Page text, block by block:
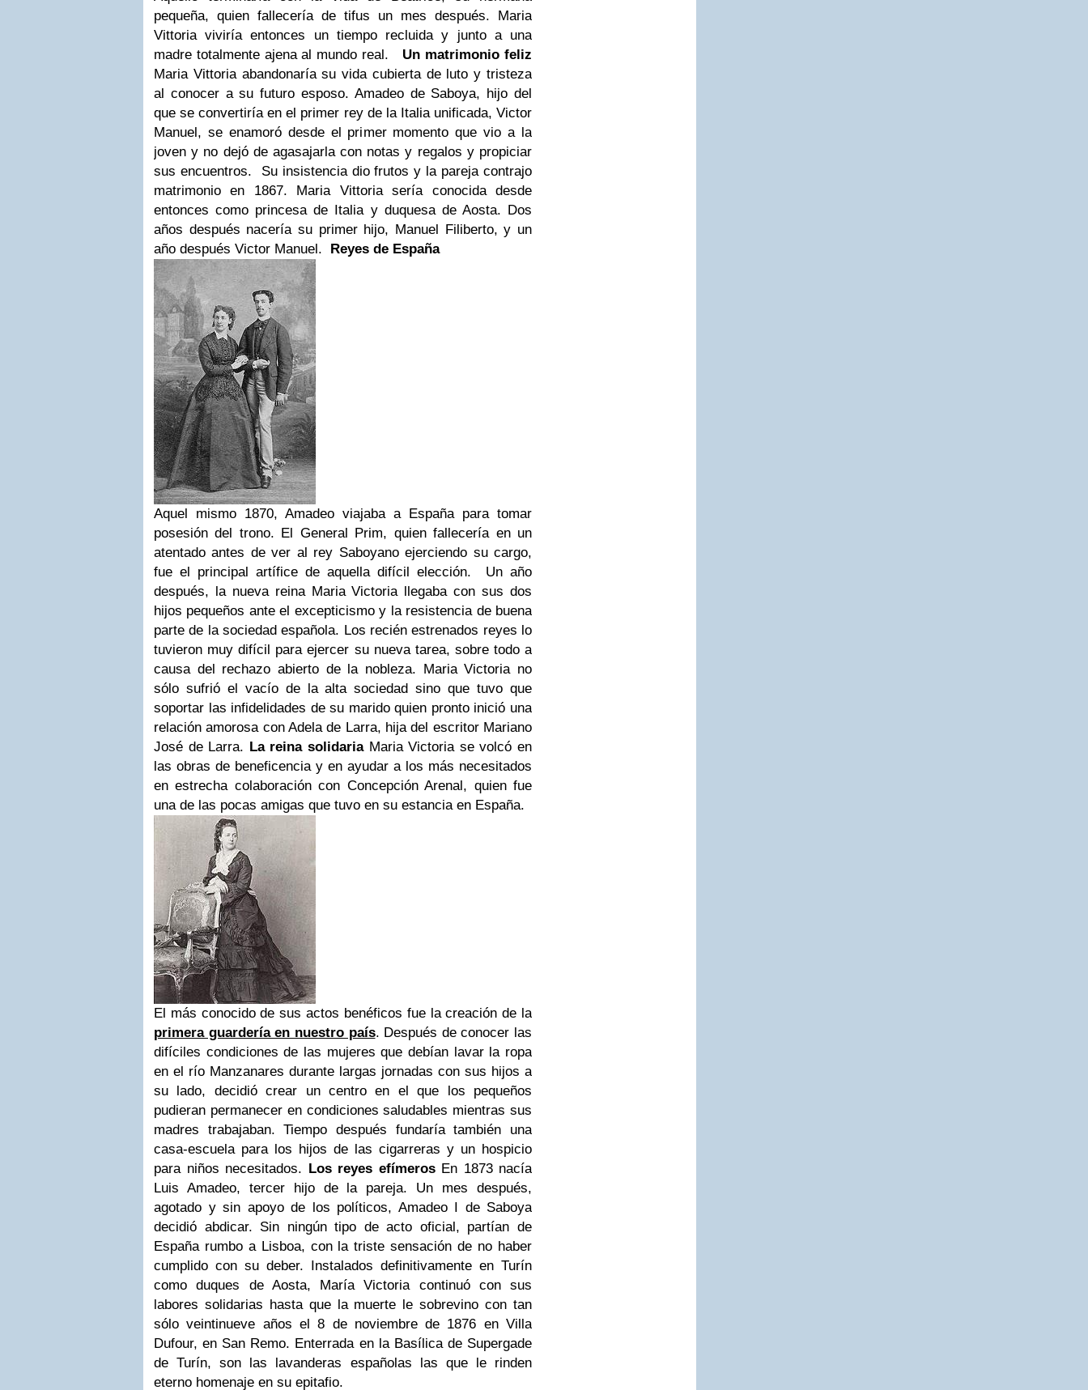
pequeña, quien fallecería de tifus un mes después. Maria
Vittoria viviría entonces un tiempo recluida y junto a una
madre totalmente ajena al mundo real.
Un matrimonio feliz
Maria Vittoria abandonaría su vida cubierta de luto y tristeza
al conocer a su futuro esposo. Amadeo de Saboya, hijo del
que se convertiría en el primer rey de la Italia unificada, Victor
Manuel, se enamoró desde el primer momento que vio a la
joven y no dejó de agasajarla con notas y regalos y propiciar
sus encuentros.
Su insistencia dio frutos y la pareja contrajo
matrimonio en 1867. Maria Vittoria sería conocida desde
entonces como princesa de Italia y duquesa de Aosta. Dos
años después nacería su primer hijo, Manuel Filiberto, y un
año después Victor Manuel.
Reyes de España
Aquel mismo 1870, Amadeo viajaba a España para tomar
posesión del trono. El General Prim, quien fallecería en un
atentado antes de ver al rey Saboyano ejerciendo su cargo,
fue el principal artífice de aquella difícil elección.
Un año
después, la nueva reina Maria Victoria llegaba con sus dos
hijos pequeños ante el excepticismo y la resistencia de buena
parte de la sociedad española. Los recién estrenados reyes lo
tuvieron muy difícil para ejercer su nueva tarea, sobre todo a
causa del rechazo abierto de la nobleza. Maria Victoria no
sólo sufrió el vacío de la alta sociedad sino que tuvo que
soportar las infidelidades de su marido quien pronto inició una
relación amorosa con Adela de Larra, hija del escritor Mariano
José de Larra. La reina solidaria Maria Victoria se volcó en
las obras de beneficencia y en ayudar a los más necesitados
en estrecha colaboración con Concepción Arenal, quien fue
una de las pocas amigas que tuvo en su estancia en España.
El más conocido de sus actos benéficos fue la creación de la
primera guardería en nuestro país. Después de conocer las
difíciles condiciones de las mujeres que debían lavar la ropa
en el río Manzanares durante largas jornadas con sus hijos a
su lado, decidió crear un centro en el que los pequeños
pudieran permanecer en condiciones saludables mientras sus
madres trabajaban. Tiempo después fundaría también una
casa-escuela para los hijos de las cigarreras y un hospicio
para niños necesitados. Los reyes efímeros En 1873 nacía
Luis Amadeo, tercer hijo de la pareja. Un mes después,
agotado y sin apoyo de los políticos, Amadeo I de Saboya
decidió abdicar. Sin ningún tipo de acto oficial, partían de
España rumbo a Lisboa, con la triste sensación de no haber
cumplido con su deber. Instalados definitivamente en Turín
como duques de Aosta, María Victoria continuó con sus
labores solidarias hasta que la muerte le sobrevino con tan
sólo veintinueve años el 8 de noviembre de 1876 en Villa
Dufour, en San Remo. Enterrada en la Basílica de Supergade
de Turín, son las lavanderas españolas las que le rinden
eterno homenaje en su epitafio.